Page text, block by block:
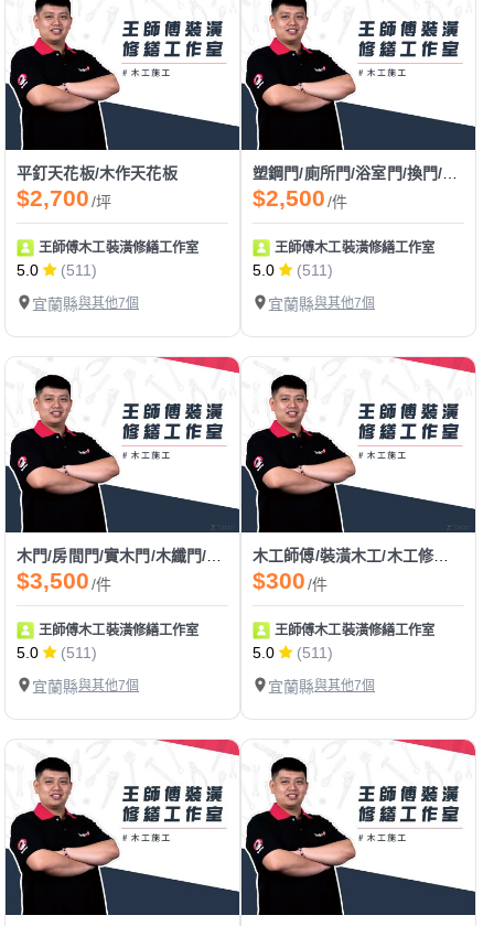
平釘天花板/木作天花板
$2,700/坪
王師傅木工裝潢修繕工作室
5.0
(511)
宜蘭縣與其他7個
$2,500/件
王師傅木工裝潢修繕工作室
5.0
(511)
宜蘭縣與其他7個
$3,500/件
王師傅木工裝潢修繕工作室
5.0
(511)
宜蘭縣與其他7個
木工師傅/裝潢木工/木工修繕/木作維修/五金維修
$300/件
王師傅木工裝潢修繕工作室
5.0
(511)
宜蘭縣與其他7個